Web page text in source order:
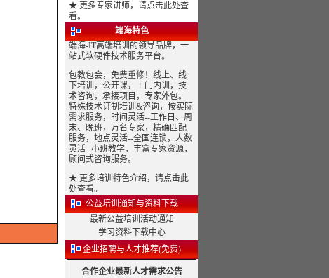
★ 更多专家讲师，请点击此处查
看。
端海特色
端海-IT高端培训的领导品牌，一
站式软硬件技术服务平台。
包教包会，免费重修！线上、线
下培训，公开课，上门内训，技
术咨询，承接项目，专家外包。
特殊技术订制培训&咨询，按实际
需求服务，时间灵活--工作日、周
末、晚班，万名专家，精确匹配
服务，地点灵活--全国连锁，人数
灵活--小班教学，丰富专家资源，
顾问式咨询服务。
★ 更多培训特色介绍，请点击此
处查看。
公益培训通知与资料下载
最新公益培训活动通知
学习资料下载中心
企业招聘与人才推荐(免费)
合作企业最新人才需求公告